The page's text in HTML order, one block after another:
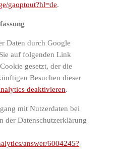
gaoptout?hl=de.
Daten durch Google
auf folgenden Link
gesetzt, der die
Besuchen dieser
deaktivieren.
mit Nutzerdaten bei
der Datenschutzerklärung
answer/6004245?